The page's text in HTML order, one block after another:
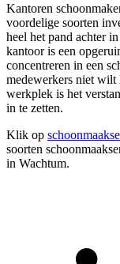
Kantoren
voordelige soorten
heel het pand achter
kantoor is een
concentreren in een
medewerkers niet wilt
werkplek is het
in te zetten.
Klik op
soorten
in Wachtum.